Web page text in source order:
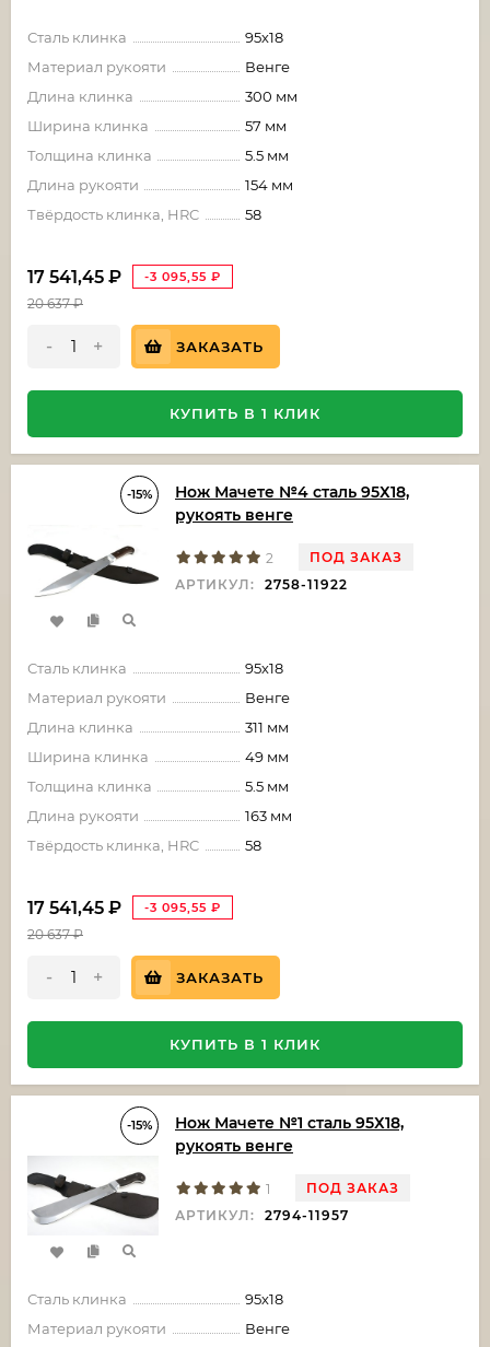
Сталь клинка
95х18
Материал рукояти
Венге
Длина клинка
300 мм
Ширина клинка
57 мм
Толщина клинка
5.5 мм
Длина рукояти
154 мм
Твёрдость клинка, HRC
58
17 541,45 ₽ -3 095,55 ₽
20 637₽
- + ЗАКАЗАТЬ
КУПИТЬ В 1 КЛИК
-15%
Нож Мачете №4 сталь 95Х18,
рукоять венге
2
ПОД ЗАКАЗ
АРТИКУЛ:
2758-11922
Сталь клинка
95х18
Материал рукояти
Венге
Длина клинка
311 мм
Ширина клинка
49 мм
Толщина клинка
5.5 мм
Длина рукояти
163 мм
Твёрдость клинка, HRC
58
17 541,45 ₽ -3 095,55 ₽
20 637₽
- + ЗАКАЗАТЬ
КУПИТЬ В 1 КЛИК
-15%
Нож Мачете №1 сталь 95Х18,
рукоять венге
1
ПОД ЗАКАЗ
АРТИКУЛ:
2794-11957
Сталь клинка
95х18
Материал рукояти
Венге